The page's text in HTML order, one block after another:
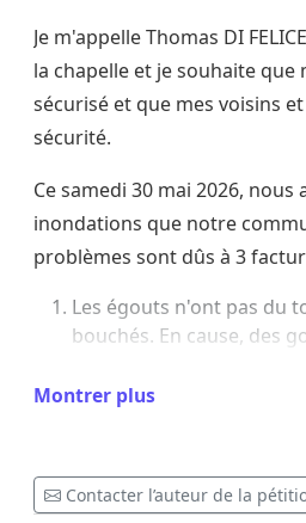
Je m'appelle Thomas DI
la chapelle et je souhaite
sécurisé et que mes voisins
sécurité.
Ce samedi 30 mai 2026, nous
inondations que notre
problèmes sont dûs à 3
Les égouts n'ont pas du
bouchés. En cause, des
la rue de Boignée. Une
soucis.
Des coulées de boues
Montrer plus
Contacter l’auteur de la